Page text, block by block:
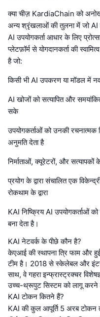
क्या चीज़ KardiaChain को
अन्य श्रृंखलाओं की तुलना में जो AI
AI उपयोगकर्ता आधार के लिए
प्लेटफ़ॉर्म से योगदानकर्ता की
है जो:
किसी भी AI उपकरण या मॉडल में
AI खोजों को सत्यापित और
सके
उपयोगकर्ताओं को उनकी रचनात्मक
अनुमति देता है
निर्माताओं, क्यूरेटरों, और सत्यापकों
प्रयोग के द्वारा संचालित एक
रोकथाम के द्वारा
KAI निष्क्रिय AI उपयोगकर्ताओं
बना देता है।
KAI नेटवर्क के पीछे कौन है?
केएआई की स्थापना त्रि फाम और
टीम है। 2018 से स्केलेबल और
साथ, वे गहरा इन्फ्रास्ट्रक्चर
उच्च-थ्रूपुट सिस्टम को लागू करने
KAI टोकन कितने हैं?
KAI की कुल आपूर्ति 5 अरब टोकन